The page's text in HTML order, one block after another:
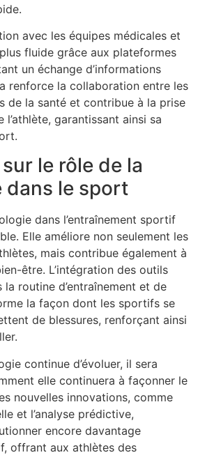
avec les équipes médicales et
fluide grâce aux plateformes
un échange d’informations
renforce la collaboration entre les
de la santé et contribue à la prise
garantissant ainsi sa
le rôle de la
dans le sport
dans l’entraînement sportif
Elle améliore non seulement les
mais contribue également à
être. L’intégration des outils
routine d’entraînement et de
la façon dont les sportifs se
de blessures, renforçant ainsi
continue d’évoluer, il sera
elle continuera à façonner le
nouvelles innovations, comme
et l’analyse prédictive,
encore davantage
offrant aux athlètes des